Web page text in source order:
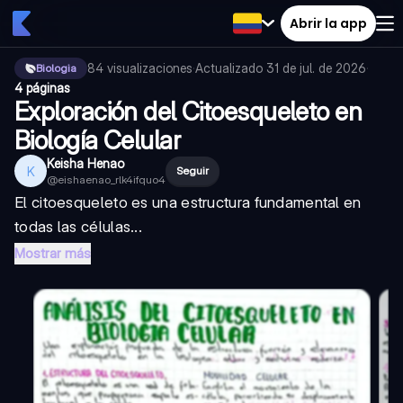
Abrir la app
Biologia 84 visualizaciones·Actualizado 31 de jul. de 2026·
4 páginas
Exploración del Citoesqueleto en
Biología Celular
K Keisha Henao
@eishaenao_rlk4ifquo4
Seguir
El citoesqueleto es una estructura fundamental en
todas las células...
Mostrar más